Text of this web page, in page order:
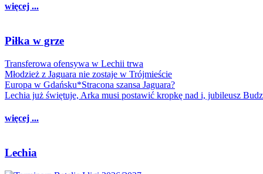
więcej ...
Piłka w grze
Transferowa ofensywa w Lechii trwa
Młodzież z Jaguara nie zostaje w Trójmieście
Europa w Gdańsku*Stracona szansa Jaguara?
Lechia już świętuje, Arka musi postawić kropkę nad i, jubileusz
więcej ...
Lechia